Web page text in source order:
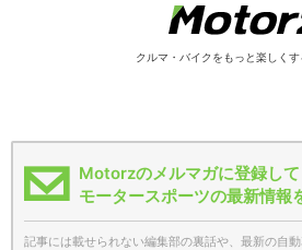
クルマ・バイクをもっと楽しく
Motorzのメルマガに登録して
モータースポーツの最新情報
記事には載せられない編集部の裏話や、最新の自